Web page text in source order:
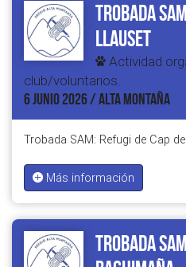
Trobada
Llauset
Actividad
club/voluntarios.
6 JUNIO 2026 / ALTA MONTAÑA
Trobada SAM: Refugi de Cap
Más información
Trobada